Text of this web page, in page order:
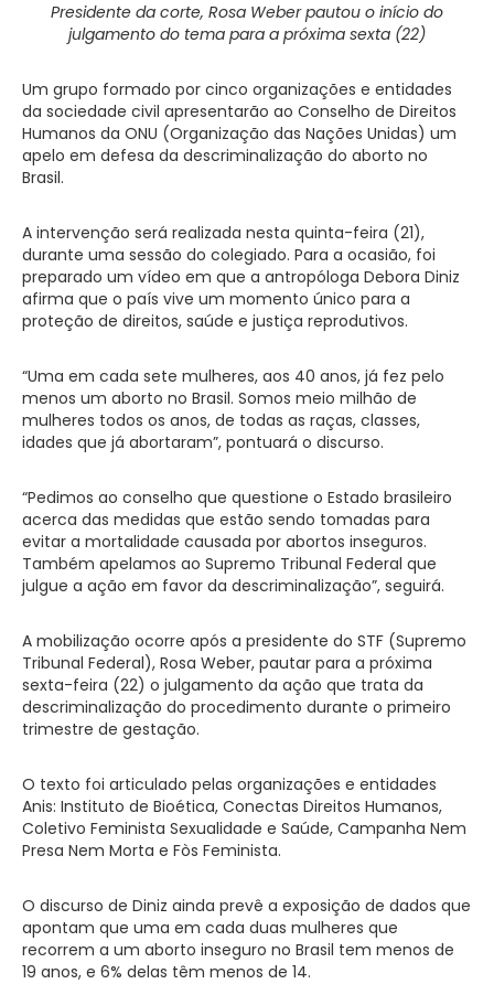
Presidente da corte, Rosa Weber pautou o início do
julgamento do tema para a próxima sexta (22)
Um grupo formado por cinco organizações e entidades
da sociedade civil apresentarão ao Conselho de Direitos
Humanos da ONU (Organização das Nações Unidas) um
apelo em defesa da descriminalização do aborto no
Brasil.
A intervenção será realizada nesta quinta-feira (21),
durante uma sessão do colegiado. Para a ocasião, foi
preparado um vídeo em que a antropóloga Debora Diniz
afirma que o país vive um momento único para a
proteção de direitos, saúde e justiça reprodutivos.
“Uma em cada sete mulheres, aos 40 anos, já fez pelo
menos um aborto no Brasil. Somos meio milhão de
mulheres todos os anos, de todas as raças, classes,
idades que já abortaram”, pontuará o discurso.
“Pedimos ao conselho que questione o Estado brasileiro
acerca das medidas que estão sendo tomadas para
evitar a mortalidade causada por abortos inseguros.
Também apelamos ao Supremo Tribunal Federal que
julgue a ação em favor da descriminalização”, seguirá.
A mobilização ocorre após a presidente do STF (Supremo
Tribunal Federal), Rosa Weber, pautar para a próxima
sexta-feira (22) o julgamento da ação que trata da
descriminalização do procedimento durante o primeiro
trimestre de gestação.
O texto foi articulado pelas organizações e entidades
Anis: Instituto de Bioética, Conectas Direitos Humanos,
Coletivo Feminista Sexualidade e Saúde, Campanha Nem
Presa Nem Morta e Fòs Feminista.
O discurso de Diniz ainda prevê a exposição de dados que
apontam que uma em cada duas mulheres que
recorrem a um aborto inseguro no Brasil tem menos de
19 anos, e 6% delas têm menos de 14.